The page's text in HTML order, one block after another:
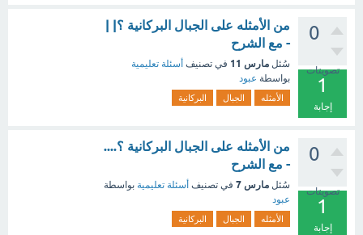
0
تصويتات
1
إجابة
من الأمثله على الجبال البركانية ؟| |
- مع الشرح
سُئل مارس 11 في تصنيف أسئلة تعليمية
بواسطة عبود
الأمثله الجبال البركانية
0
تصويتات
1
إجابة
من الأمثله على الجبال البركانية ؟....
- مع الشرح
سُئل مارس 7 في تصنيف أسئلة تعليمية بواسطة
عبود
الأمثله الجبال البركانية